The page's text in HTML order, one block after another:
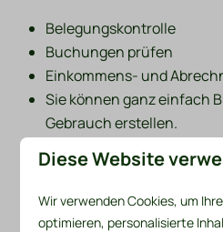
Belegungskontrolle
Buchungen prüfen
Einkommens- und
Sie können ganz einfach
Gebrauch erstellen.
De Wielen
Diese Website
Wir verwenden Cookies, um
optimieren, personalisierte